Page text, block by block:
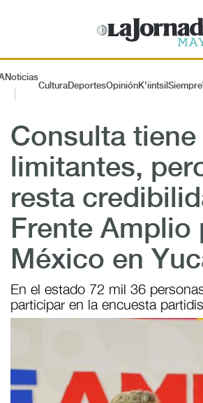
Noticias
CulturaDeportesOpiniónK'iintsil
Consulta
limitantes,
resta
Frente Amplio
México en
En el estado 72 mil 36
participar en la encuesta